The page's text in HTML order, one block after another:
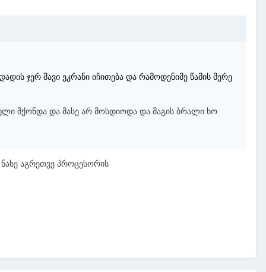
ჯერ შავი ეკრანი იჩითება და რამოდენიმე წამის მერე
მქონდა და მასე არ მოსდიოდა და მაგის ბრალი ხო
ნახე აგრეთვე პროცესორის